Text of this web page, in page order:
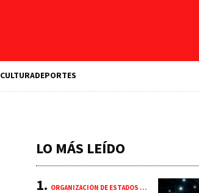
CULTURADEPORTES
LO MÁS LEÍDO
ORGANIZACIÓN DE ESTADOS AMERICANOS (OEA)